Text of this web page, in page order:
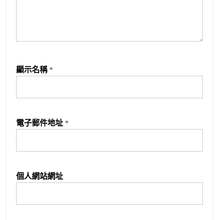
顯示名稱 *
電子郵件地址 *
個人網站網址